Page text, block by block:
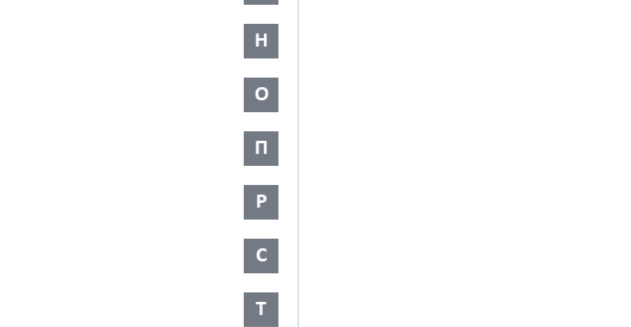
Н
О
П
Р
С
Т